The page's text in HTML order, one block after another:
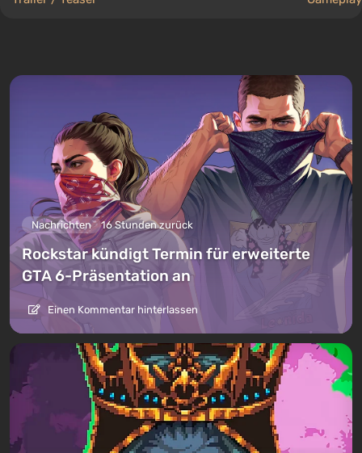
Nachrichten 16 Stunden zurück
Rockstar kündigt Termin für erweiterte
GTA 6-Präsentation an
Einen Kommentar hinterlassen